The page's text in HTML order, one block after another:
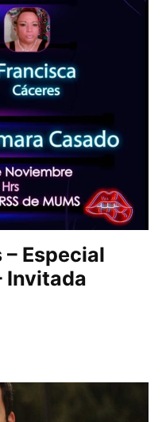
Especial
Invitada